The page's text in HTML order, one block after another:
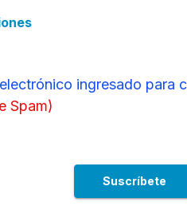
ingresado para
Spam)